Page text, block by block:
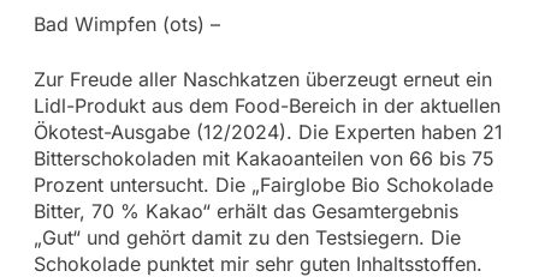
Bad Wimpfen (ots) –
Zur Freude aller Naschkatzen überzeugt erneut ein
Lidl-Produkt aus dem Food-Bereich in der aktuellen
Ökotest-Ausgabe (12/2024). Die Experten haben 21
Bitterschokoladen mit Kakaoanteilen von 66 bis 75
Prozent untersucht. Die „Fairglobe Bio Schokolade
Bitter, 70 % Kakao“ erhält das Gesamtergebnis
„Gut“ und gehört damit zu den Testsiegern. Die
Schokolade punktet mir sehr guten Inhaltsstoffen.